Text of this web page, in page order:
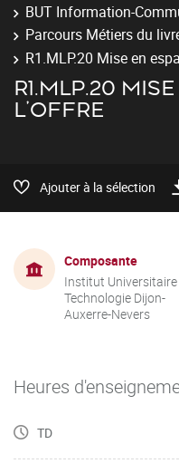
BUT Information-
Parcours Métiers du
R1.MLP.20 Mise en
R1.MLP.20
L'OFFRE
Ajouter à la sélection
Composante
Institut Universitaire
Technologie Dijon-
Auxerre-Nevers
Heures
TD